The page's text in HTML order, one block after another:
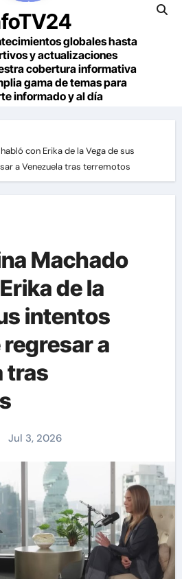
globales hasta
y actualizaciones
cobertura informativa
gama de temas para
informado y al día
con Erika de la Vega de sus
a Venezuela tras terremotos
Machado
de la
intentos
a
tras
Jul 3, 2026